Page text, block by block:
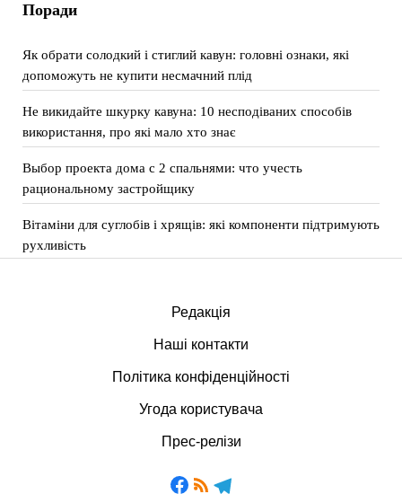
Поради
Як обрати солодкий і стиглий кавун: головні ознаки, які
допоможуть не купити несмачний плід
Не викидайте шкурку кавуна: 10 несподіваних способів
використання, про які мало хто знає
Выбор проекта дома с 2 спальнями: что учесть
рациональному застройщику
Вітаміни для суглобів і хрящів: які компоненти підтримують
рухливість
Редакція
Наші контакти
Політика конфіденційності
Угода користувача
Прес-релізи